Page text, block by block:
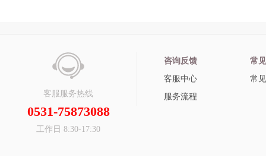
客服服务热线
0531-75873088
工作日 8:30-17:30
咨询反馈
客服中心
服务流程
常
常